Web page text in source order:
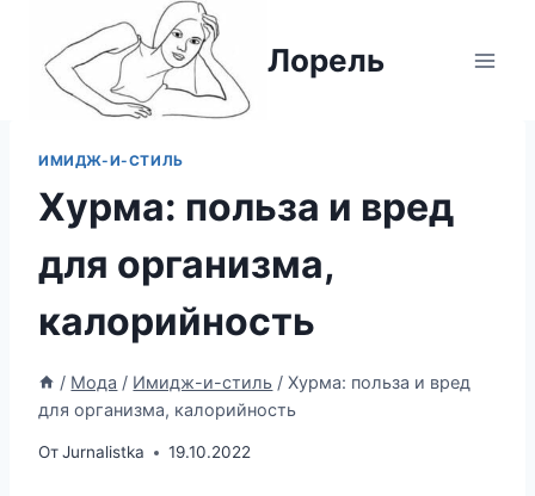
содержимому
Лорель
ИМИДЖ-И-СТИЛЬ
Хурма: польза и вред
для организма,
калорийность
/ Мода / Имидж-и-стиль / Хурма: польза и вред
для организма, калорийность
ОтJurnalistka 19.10.2022